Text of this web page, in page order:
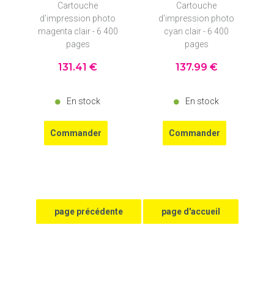
Cartouche
d'impression photo
magenta clair - 6 400
pages
131 .41 €
En stock
Cartouche
d'impression photo
cyan clair - 6 400
pages
137.99 €
En stock